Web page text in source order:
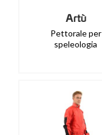
Artù
Pettorale per
speleologia